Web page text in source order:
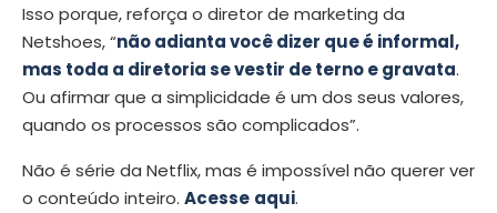
Isso porque, reforça o diretor de marketing da
Netshoes, “não adianta você dizer que é informal,
mas toda a diretoria se vestir de terno e gravata.
Ou afirmar que a simplicidade é um dos seus valores,
quando os processos são complicados”.
Não é série da Netflix, mas é impossível não querer ver
o conteúdo inteiro. Acesse aqui.